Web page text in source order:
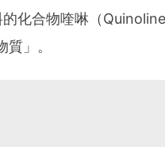
化合物喹啉（
」。